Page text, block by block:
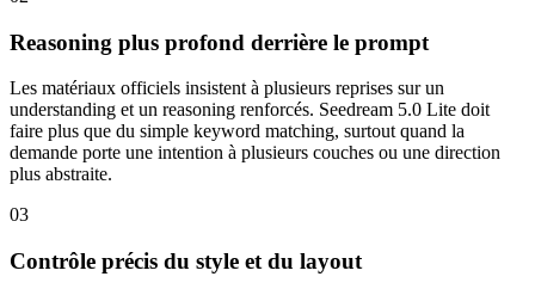
Reasoning plus profond derrière le prompt
Les matériaux officiels insistent à plusieurs reprises sur un
understanding et un reasoning renforcés. Seedream 5.0 Lite doit
faire plus que du simple keyword matching, surtout quand la
demande porte une intention à plusieurs couches ou une direction
plus abstraite.
03
Contrôle précis du style et du layout